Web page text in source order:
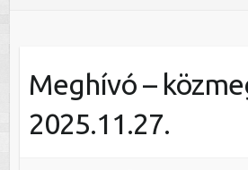
Meghívó –
2025.11.27.